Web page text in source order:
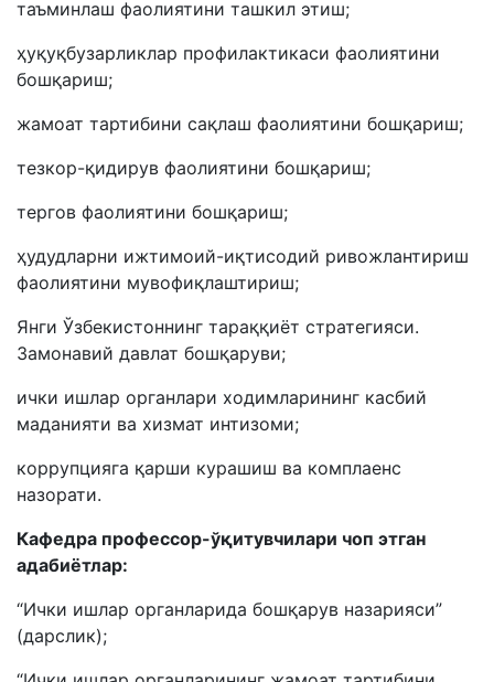
таъминлаш фаолиятини ташкил этиш;
ҳуқуқбузарликлар профилактикаси фаолиятини
бошқариш;
жамоат тартибини сақлаш фаолиятини бошқариш;
тезкор-қидирув фаолиятини бошқариш;
тергов фаолиятини бошқариш;
ҳудудларни ижтимоий-иқтисодий ривожлантириш
фаолиятини мувофиқлаштириш;
Янги Ўзбекистоннинг тараққиёт стратегияси.
Замонавий давлат бошқаруви;
ички ишлар органлари ходимларининг касбий
маданияти ва хизмат интизоми;
коррупцияга қарши курашиш ва комплаенс
назорати.
Кафедра профессор-ўқитувчилари чоп этган
адабиётлар:
“Ички ишлар органларида бошқарув назарияси”
(дарслик);